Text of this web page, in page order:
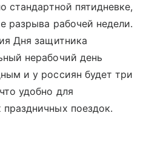
стандартной пятидневке,
разрыва рабочей недели.
Дня защитника
нерабочий день
и у россиян будет три
удобно для
поездок.